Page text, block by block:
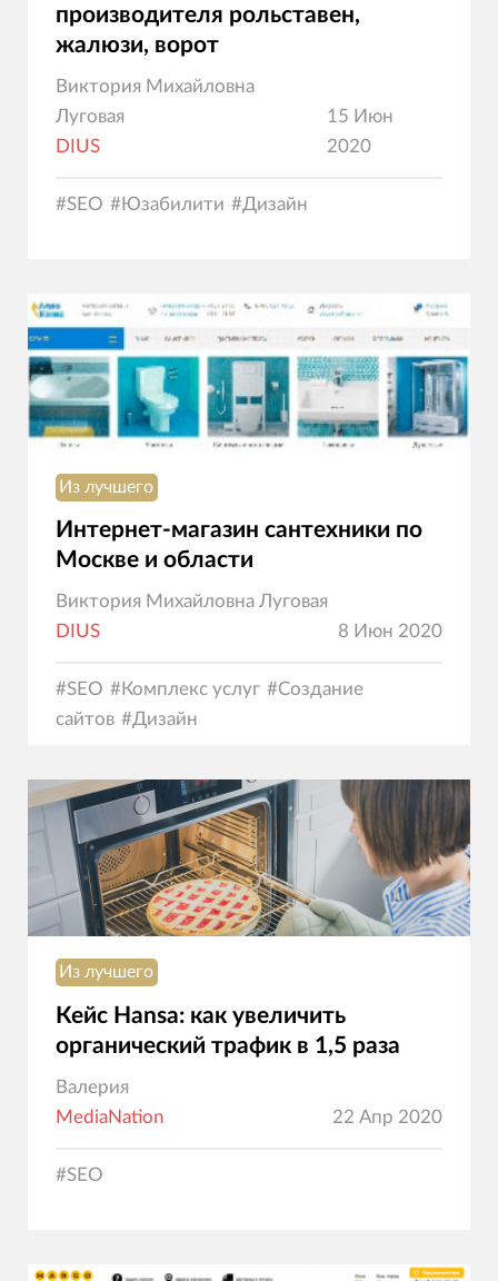
производителя рольставен,
жалюзи, ворот
Виктория Михайловна
Луговая
DIUS
15 Июн
2020
#SEO #Юзабилити #Дизайн
Из лучшего
Интернет-магазин сантехники по
Москве и области
Виктория Михайловна Луговая
DIUS
8 Июн 2020
#SEO #Комплекс услуг #Создание
сайтов #Дизайн
Из лучшего
Кейс Hansa: как увеличить
органический трафик в 1,5 раза
Валерия
MediaNation
22 Апр 2020
#SEO